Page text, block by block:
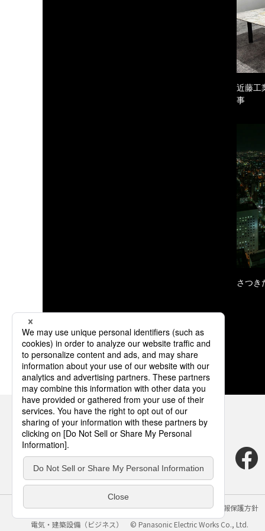
近藤工
事
さつき
サイトのご利用にあたって クッキーポリシー
個人情報保護方針
電気・建築設備（ビジネス）
© Panasonic Electric Works Co., Ltd.